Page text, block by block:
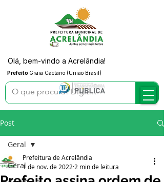
Prefeito Graia Caetano (União Brasil)
Olá, bem-vindo a Acrelândia!
Post
Geral
Geral
Prefeitura de Acrelândia
1 de nov. de 2022 2 min de leitura